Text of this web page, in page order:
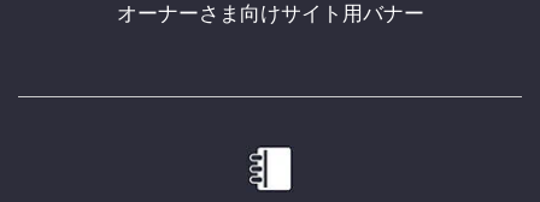
オーナーさま向けサイト用バナー